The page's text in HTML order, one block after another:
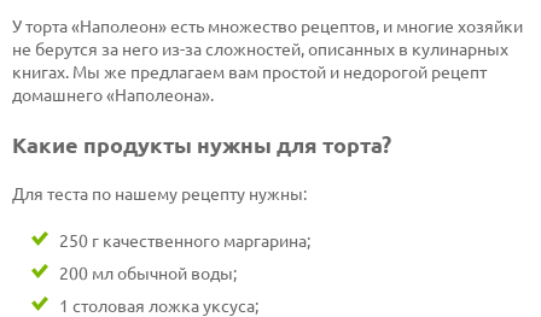
У торта «Наполеон» есть множество рецептов, и многие хозяйки
не берутся за него из-за сложностей, описанных в кулинарных
книгах. Мы же предлагаем вам простой и недорогой рецепт
домашнего «Наполеона».
Какие продукты нужны для торта?
Для теста по нашему рецепту нужны:
250 г качественного маргарина;
200 мл обычной воды;
1 столовая ложка уксуса;